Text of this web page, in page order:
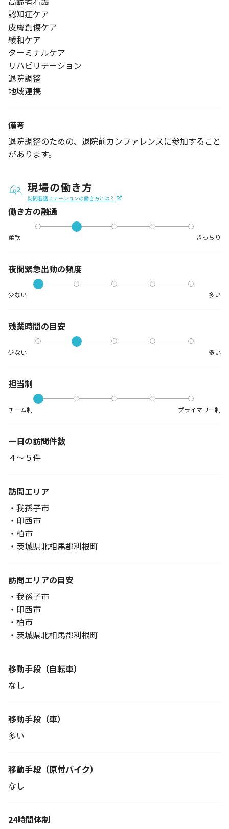
認知症ケア
皮膚創傷ケア
緩和ケア
ターミナルケア
リハビリテーション
退院調整
地域連携
備考
退院調整のための、退院前カンファレンスに参加すること
があります。
現場の働き方
訪問看護ステーションの働き方とは？
働き方の融通
柔軟 きっちり
夜間緊急出動の頻度
少ない 多い
残業時間の目安
少ない 多い
担当制
チーム制 プライマリー制
一日の訪問件数
４～５件
訪問エリア
・我孫子市
・印西市
・柏市
・茨城県北相馬郡利根町
訪問エリアの目安
・我孫子市
・印西市
・柏市
・茨城県北相馬郡利根町
移動手段 （自転車）
なし
移動手段（車）
多い
移動手段 （原付バイク）
なし
24時間体制